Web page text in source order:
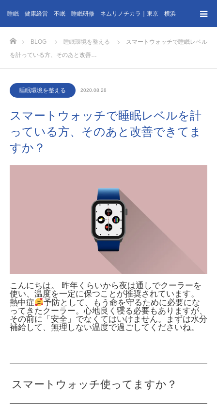
睡眠 健康経営 不眠 睡眠研修 ネムリノチカラ｜東京 横浜
ホーム
BLOG 睡眠環境を整える
スマートウォッチで睡眠レベル
を計っている方、そのあと改善…
睡眠環境を整える 2020.08.28
スマートウォッチで睡眠レベルを計
っている方、そのあと改善できてま
すか？
こんにちは。 昨年くらいから夜は通しでクーラーを
使い、温度を一定に保つことが推奨されています。
熱中症
予防として、もう命を守るために必要にな
ってきたクーラー。心地良く寝る必要もありますが、
その前に「安全」でなくてはいけません。まずは水分
補給して、無理しない温度で過ごしてくださいね。
スマートウォッチ使ってますか？